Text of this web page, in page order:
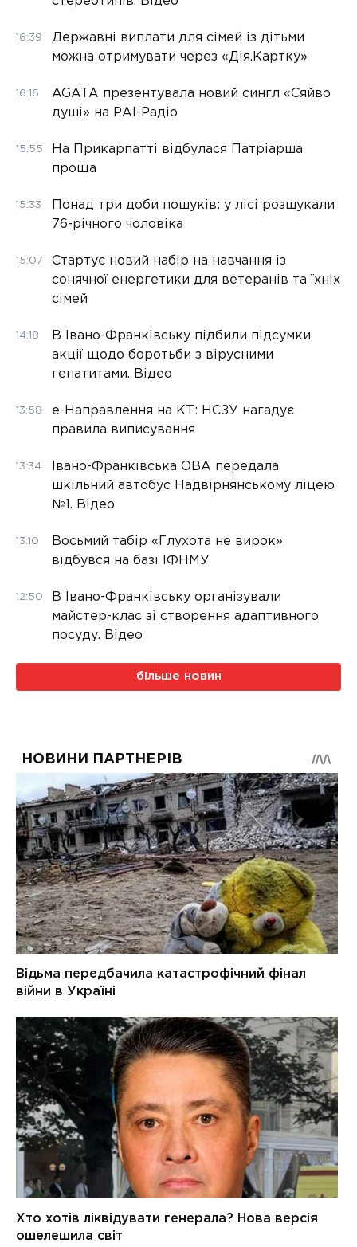
16:39
Державні виплати для сімей із дітьми
можна отримувати через «Дія.Картку»
16:16
AGATA презентувала новий сингл «Сяйво
душі» на РАІ-Радіо
15:55
На Прикарпатті відбулася Патріарша
проща
15:33
Понад три доби пошуків: у лісі розшукали
76-річного чоловіка
15:07
Стартує новий набір на навчання із
сонячної енергетики для ветеранів та їхніх
сімей
14:18
В Івано-Франківську підбили підсумки
акції щодо боротьби з вірусними
гепатитами. Відео
13:58
е-Направлення на КТ: НСЗУ нагадує
правила виписування
13:34
Івано-Франківська ОВА передала
шкільний автобус Надвірнянському ліцею
№1. Відео
13:10
Восьмий табір «Глухота не вирок»
відбувся на базі ІФНМУ
12:50
В Івано-Франківську організували
майстер-клас зі створення адаптивного
посуду. Відео
більше новин